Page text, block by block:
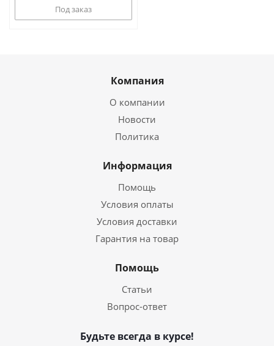
Под заказ
Компания
О компании
Новости
Политика
Информация
Помощь
Условия оплаты
Условия доставки
Гарантия на товар
Помощь
Статьи
Вопрос-ответ
Будьте всегда в курсе!